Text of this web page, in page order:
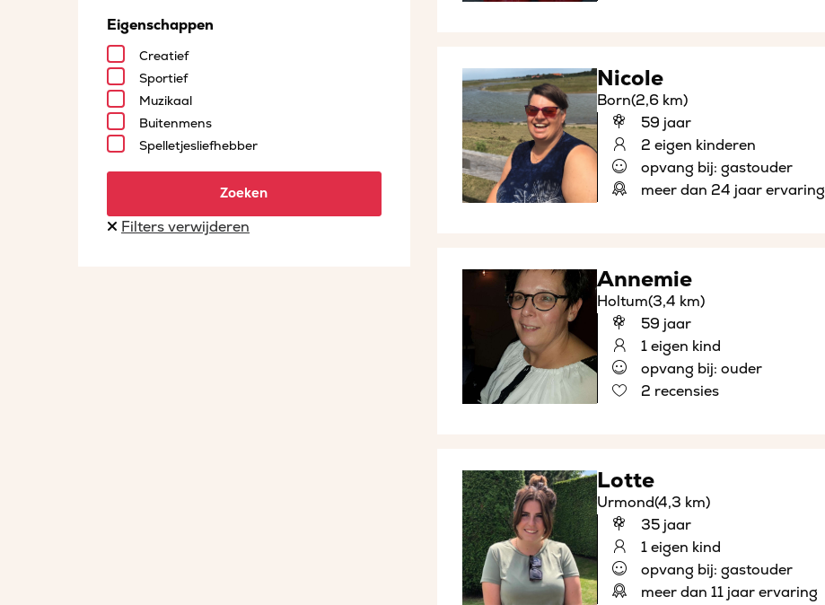
Eigenschappen
Creatief
Sportief
Muzikaal
Buitenmens
Spelletjesliefhebber
Zoeken
Filters verwijderen
Nicole
Born(2,6 km)
59 jaar
2 eigen kinderen
opvang bij: gastouder
meer dan 24 jaar ervaring
Annemie
Holtum(3,4 km)
59 jaar
1 eigen kind
opvang bij: ouder
2 recensies
Lotte
Urmond(4,3 km)
35 jaar
1 eigen kind
opvang bij: gastouder
meer dan 11 jaar ervaring